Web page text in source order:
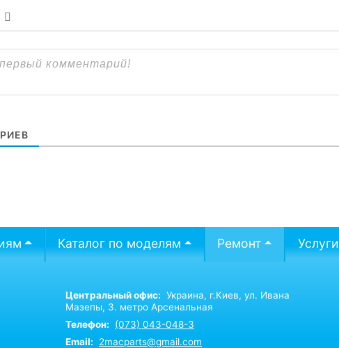
Каталог по моделям Ремонт Услуги
Центральный офис: Украина, г.Киев, ул. Ивана
Мазепы, 3. метро Арсенальная
Телефон:
(073) 043-048-3
Email:
2macparts@gmail.com